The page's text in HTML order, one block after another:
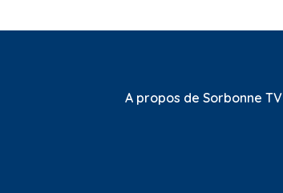
A propos de Sorbonne TV